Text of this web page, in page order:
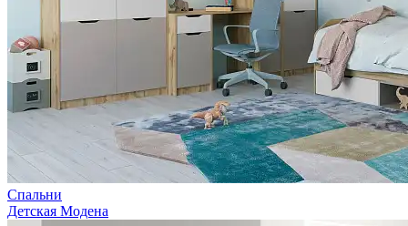
Спальни
Детская Модена